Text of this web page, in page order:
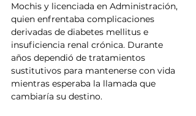
Mochis y licenciada en Administración,
quien enfrentaba complicaciones
derivadas de diabetes mellitus e
insuficiencia renal crónica. Durante
años dependió de tratamientos
sustitutivos para mantenerse con vida
mientras esperaba la llamada que
cambiaría su destino.